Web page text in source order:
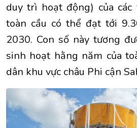
duy trì hoạt động) của
toàn cầu có thể đạt tới
2030. Con số này tương
sinh hoạt hằng năm của
dân khu vực châu Phi cận